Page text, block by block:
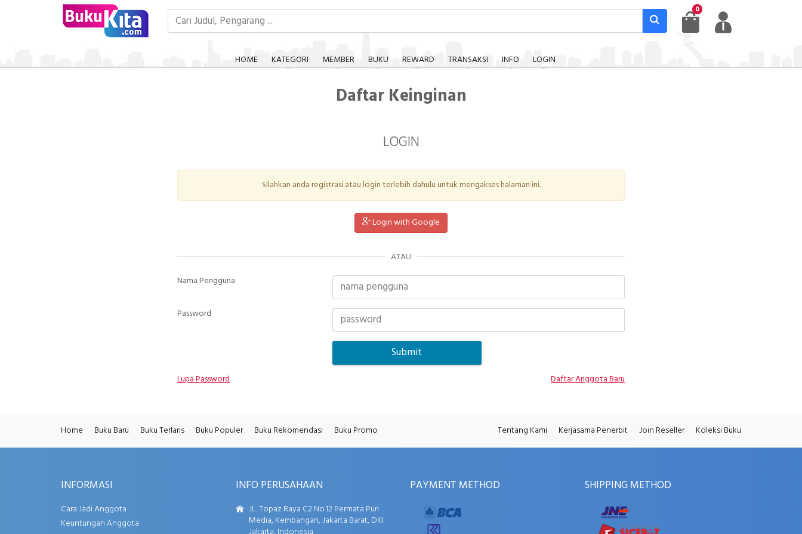
0
HOME KATEGORI MEMBER BUKU REWARD TRANSAKSI INFO LOGIN
Daftar Keinginan
LOGIN
Silahkan anda registrasi atau login terlebih dahulu untuk mengakses halaman ini.
Login with Google
ATAU
Nama Pengguna
Password
Lupa Password Daftar Anggota Baru
Home Buku Baru Buku Terlaris Buku Populer Buku Rekomendasi Buku Promo Tentang Kami Kerjasama Penerbit Join Reseller Koleksi Buku
INFORMASI
Cara Jadi Anggota
Keuntungan Anggota
INFO PERUSAHAAN
JL. Topaz Raya C2 No.12 Permata Puri
Media, Kembangan, Jakarta Barat, DKI
PAYMENT METHOD SHIPPING METHOD